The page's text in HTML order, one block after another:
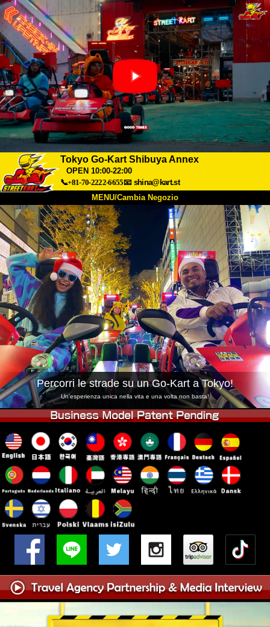
Tokyo Go-Kart Shibuya Annex
OPEN 10:00-22:00
📞+81-70-2222-6655📧 shina@kart.st
MENU/Cambia Negozio
Chi Siamo Specifiche Prezzo
Accesso Recensioni FAQ
Azienda Prenotazioni
Cambia Negozio
Tokyo Shinagawa Tokyo Akihabara#1
Tokyo Akihabara#2 Tokyo Shibuya
Tokyo Shibuya Annex Tokyo Bay
Tokyo Asakusa Osaka
Okinawa
Percorri le strade su un Go-Kart a Tokyo!
Un'esperienza unica nella vita e una volta non basta!